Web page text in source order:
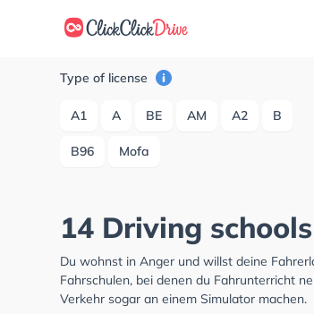
Type of license
A1 A BE AM A2 B
B96 Mofa
14 Driving
Du wohnst in Anger und willst deine
Fahrschulen, bei denen du Fahrunterricht
Verkehr sogar an einem Simulator machen.